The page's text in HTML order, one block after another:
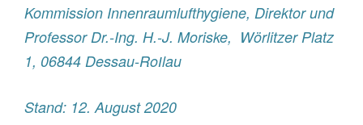
Kommission Innenraumlufthygiene, Direktor und
Professor Dr.-Ing. H.-J. Moriske, Wörlitzer Platz
1, 06844 Dessau-RoІlau
Stand: 12. August 2020